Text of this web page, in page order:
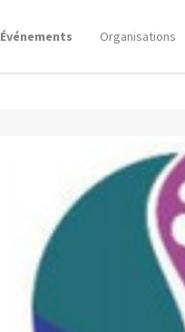
Événements Organisations